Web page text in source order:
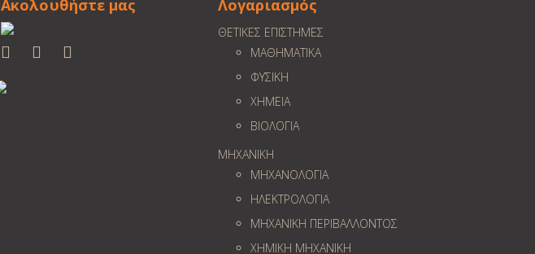
Ακολουθήστε μας Λογαριασμός
ΘΕΤΙΚΕΣ ΕΠΙΣΤΗΜΕΣ
ΜΑΘΗΜΑΤΙΚΑ
ΦΥΣΙΚΗ
ΧΗΜΕΙΑ
ΒΙΟΛΟΓΙΑ
ΜΗΧΑΝΙΚΗ
ΜΗΧΑΝΟΛΟΓΙΑ
ΗΛΕΚΤΡΟΛΟΓΙΑ
ΜΗΧΑΝΙΚΗ ΠΕΡΙΒΑΛΛΟΝΤΟΣ
ΧΗΜΙΚΗ ΜΗΧΑΝΙΚΗ